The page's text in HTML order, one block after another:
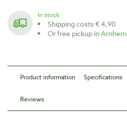
In stock
Shipping costs € 4,90
Or free pickup inArnhem
Product information Specifications
Reviews